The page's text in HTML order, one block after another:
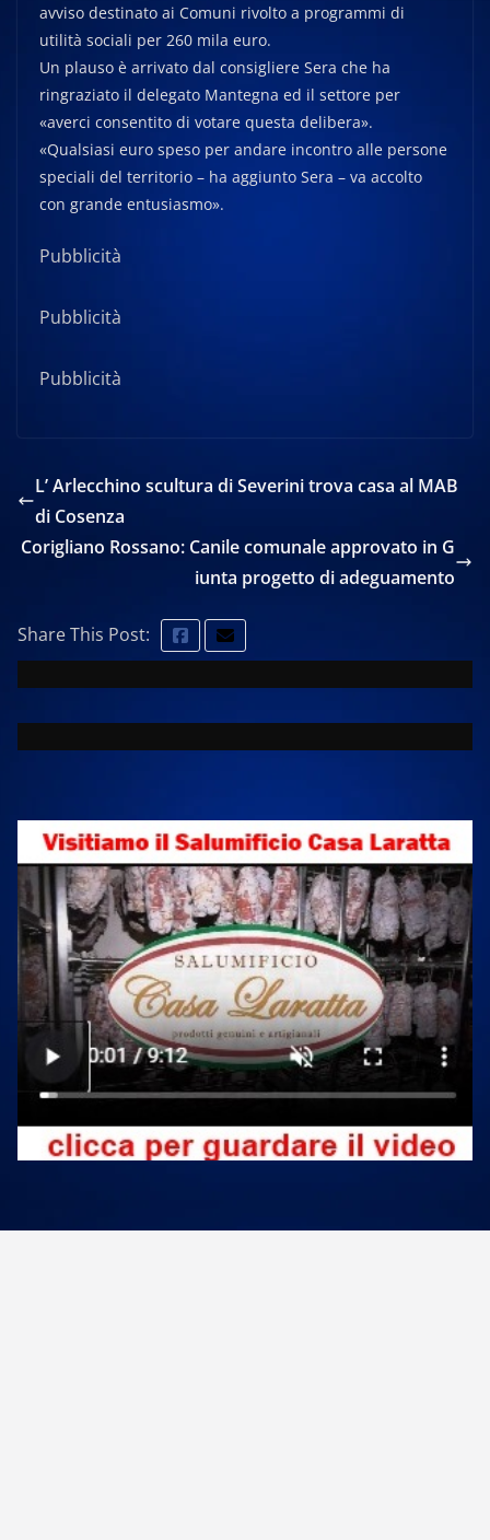
avviso destinato ai Comuni rivolto a programmi di
utilità sociali per 260 mila euro.
Un plauso è arrivato dal consigliere Sera che ha
ringraziato il delegato Mantegna ed il settore per
«averci consentito di votare questa delibera».
«Qualsiasi euro speso per andare incontro alle persone
speciali del territorio – ha aggiunto Sera – va accolto
con grande entusiasmo».
Pubblicità
Pubblicità
Pubblicità
L’ Arlecchino scultura di Severini trova casa al MAB
di Cosenza
Corigliano Rossano: Canile comunale approvato in G
iunta progetto di adeguamento
Share This Post: